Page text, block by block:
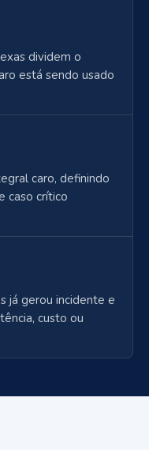
dividem o
está sendo usado
caro, definindo
caso crítico
já gerou incidente e
custo ou